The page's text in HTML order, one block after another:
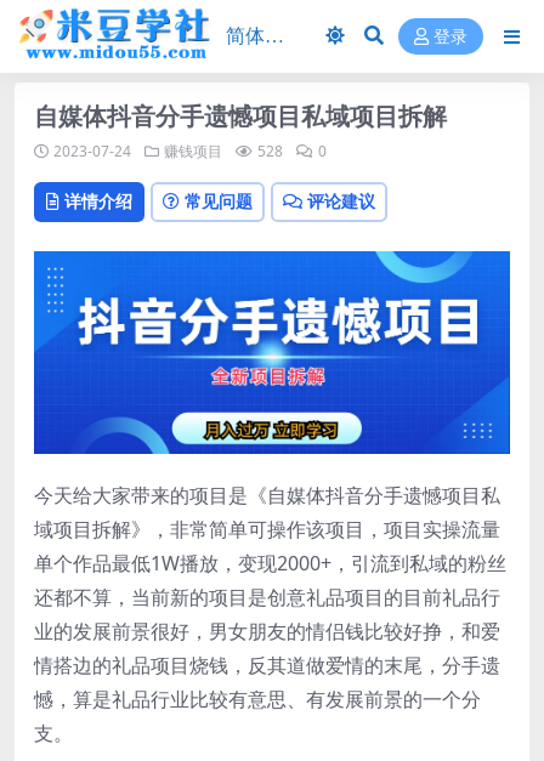
登录
自媒体抖音分手遗憾项目私域项目拆解
2023-07-24 赚钱项目 528 0
详情介绍 常见问题 评论建议
今天给大家带来的项目是《自媒体抖音分手遗憾项目私
域项目拆解》，非常简单可操作该项目，项目实操流量
单个作品最低1W播放，变现2000+，引流到私域的粉丝
还都不算，当前新的项目是创意礼品项目的目前礼品行
业的发展前景很好，男女朋友的情侣钱比较好挣，和爱
情搭边的礼品项目烧钱，反其道做爱情的末尾，分手遗
憾，算是礼品行业比较有意思、有发展前景的一个分
支。